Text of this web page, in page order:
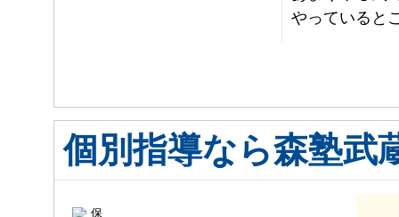
やっていると
個別指導なら森塾武